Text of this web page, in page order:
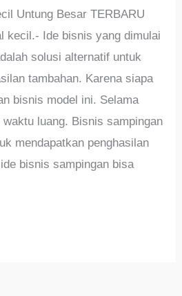
Untung Besar TERBARU
kecil.- Ide bisnis yang dimulai
solusi alternatif untuk
tambahan. Karena siapa
bisnis model ini. Selama
luang. Bisnis sampingan
mendapatkan penghasilan
bisnis sampingan bisa